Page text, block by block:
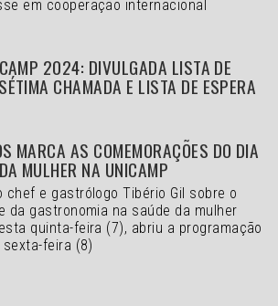
em cooperação internacional
2024: DIVULGADA LISTA DE
CHAMADA E LISTA DE ESPERA
MARCA AS COMEMORAÇÕES DO DIA
MULHER NA UNICAMP
chef e gastrólogo Tibério Gil sobre o
da gastronomia na saúde da mulher
quinta-feira (7), abriu a programação
feira (8)